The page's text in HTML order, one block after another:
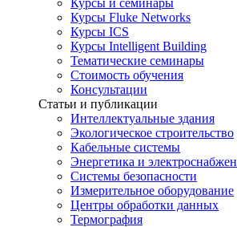
Курсы Fluke Networks
Курсы ICS
Курсы Intelligent Building
Тематические семинары
Стоимость обучения
Консультации
Статьи и публикации
Интеллектуальные здания
Экологическое строительство
Кабельные системы
Энергетика и
Системы безопасности
Измерительное оборудование
Центры обработки данных
Термография